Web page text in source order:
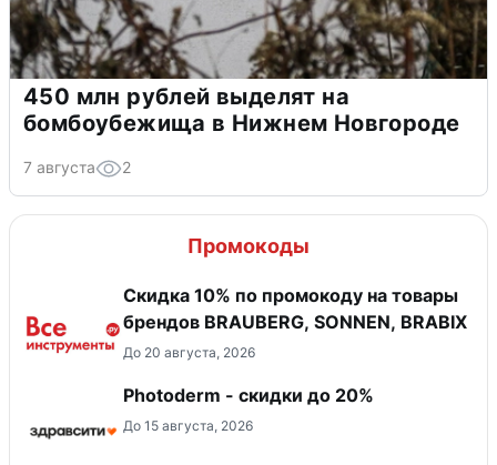
450 млн рублей выделят на
бомбоубежища в Нижнем Новгороде
7 августа 2
Промокоды
Скидка 10% по промокоду на товары
брендов BRAUBERG, SONNEN, BRABIX
До 20 августа, 2026
Photoderm - скидки до 20%
До 15 августа, 2026